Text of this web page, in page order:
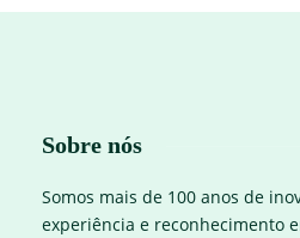
Sobre nós
Somos mais de 100 anos de
experiência e reconhecimento